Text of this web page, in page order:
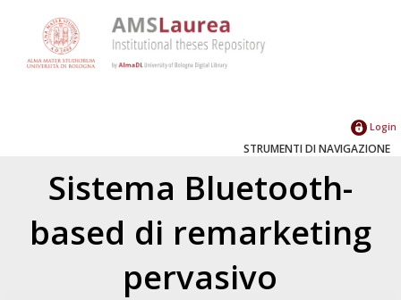
Login
STRUMENTI DI NAVIGAZIONE
Sistema Bluetooth-
based di remarketing
pervasivo